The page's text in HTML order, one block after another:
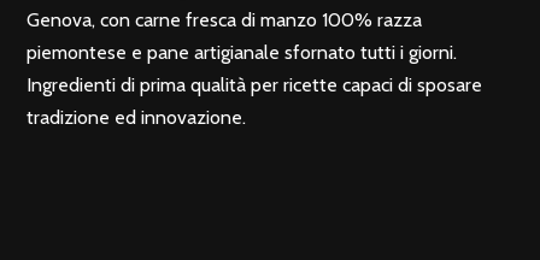
Genova, con carne fresca di manzo 100% razza
piemontese e pane artigianale sfornato tutti i giorni.
Ingredienti di prima qualità per ricette capaci di sposare
tradizione ed innovazione.